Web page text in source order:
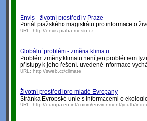
Envis - životní prostředí v Praze
Portál pražského magistrátu pro informace o
URL: http://envis.praha-mesto.cz
Globální problém - změna klimatu
Problém změny klimatu není jen problémem
přístupy k jeho řešení. uvedené informace
URL: http://sweb.cz/climate
Životní prostředí pro mladé Evropany
Stránka Evropské unie s informacemi o
URL: http://europa.eu.int/comm/environment/youth/